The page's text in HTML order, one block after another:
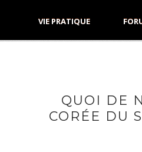
VIE PRATIQUE
QUOI DE
CORÉE DU